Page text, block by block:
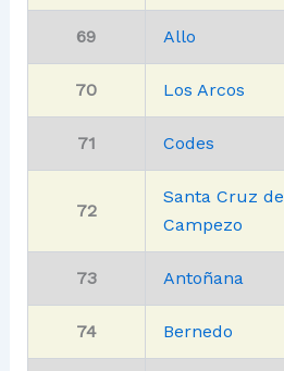
69 Allo
70 Los Arcos
71 Codes
72
Santa Cruz de
Campezo
73 Antoñana
74 Bernedo